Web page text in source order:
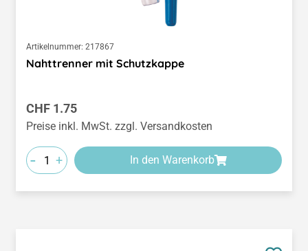
Artikelnummer: 217867
Nahttrenner mit Schutzkappe
Regulärer Preis:
CHF 1.75
Preise inkl. MwSt. zzgl. Versandkosten
- + In den Warenkorb